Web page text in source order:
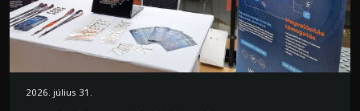
2026. július 31.